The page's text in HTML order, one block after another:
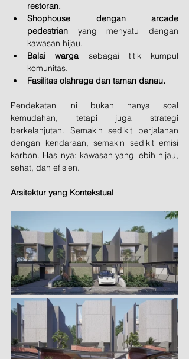
restoran.
Shophouse dengan arcade
pedestrian yang menyatu dengan
kawasan hijau.
Balai warga sebagai titik kumpul
komunitas.
Fasilitas olahraga dan taman danau.
Pendekatan ini bukan hanya soal
kemudahan, tetapi juga strategi
berkelanjutan. Semakin sedikit perjalanan
dengan kendaraan, semakin sedikit emisi
karbon. Hasilnya: kawasan yang lebih hijau,
sehat, dan efisien.
Arsitektur yang Kontekstual